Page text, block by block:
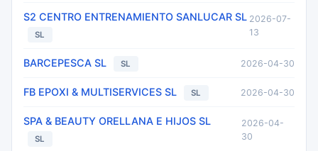
S2 CENTRO ENTRENAMIENTO SANLUCAR SL
SL
2026-07-
13
BARCEPESCA SL SL 2026-04-30
FB EPOXI & MULTISERVICES SL SL 2026-04-30
SPA & BEAUTY ORELLANA E HIJOS SL
SL
2026-04-
30